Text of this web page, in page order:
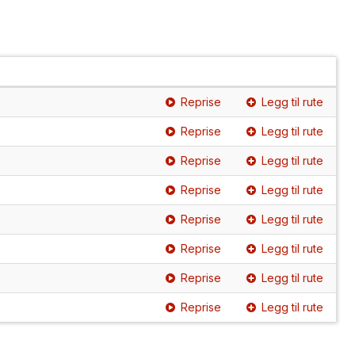
Reprise Legg til rute
Reprise Legg til rute
Reprise Legg til rute
Reprise Legg til rute
Reprise Legg til rute
Reprise Legg til rute
Reprise Legg til rute
Reprise Legg til rute